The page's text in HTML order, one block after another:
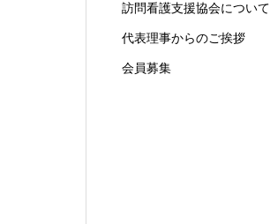
訪問看護支援協会について
代表理事からのご挨拶
会員募集